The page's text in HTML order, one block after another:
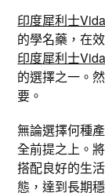
印度犀利士
的學名藥，在
印度犀利士
的選擇之一。
要。
無論選擇何種
全前提之上。
搭配良好的生
態，達到長期